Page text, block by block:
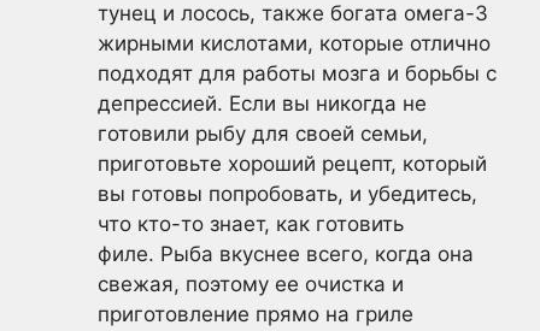
тунец и лосось, также богата омега-3
жирными кислотами, которые отлично
подходят для работы мозга и борьбы с
депрессией. Если вы никогда не
готовили рыбу для своей семьи,
приготовьте хороший рецепт, который
вы готовы попробовать, и убедитесь,
что кто-то знает, как готовить
филе. Рыба вкуснее всего, когда она
свежая, поэтому ее очистка и
приготовление прямо на гриле